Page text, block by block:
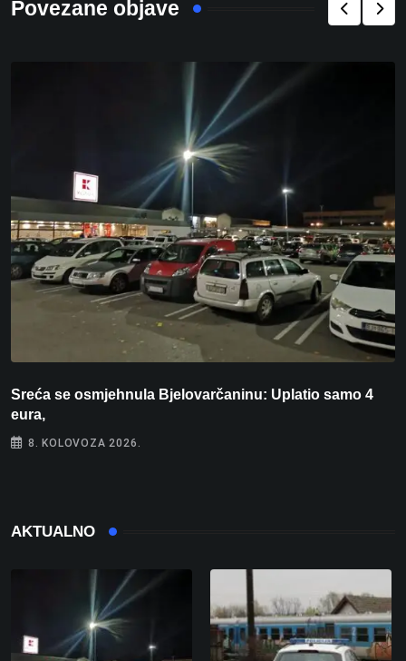
Povezane objave
Sreća se osmjehnula Bjelovarčaninu: Uplatio samo 4
eura,
8. KOLOVOZA 2026.
AKTUALNO